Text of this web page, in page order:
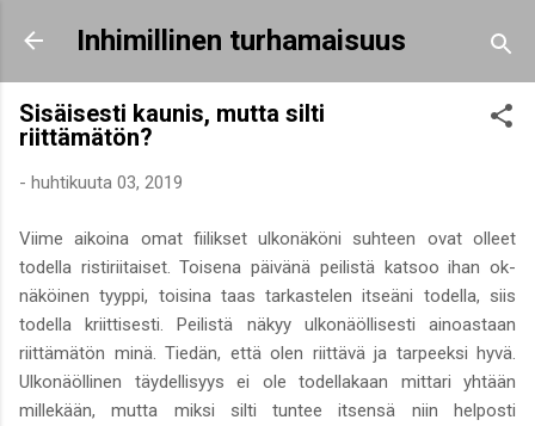
Siirry pääsisältöön
Inhimillinen turhamaisuus
Sisäisesti kaunis, mutta silti
riittämätön?
- huhtikuuta 03, 2019
Viime aikoina omat fiilikset ulkonäköni suhteen ovat olleet
todella ristiriitaiset. Toisena päivänä peilistä katsoo ihan ok-
näköinen tyyppi, toisina taas tarkastelen itseäni todella, siis
todella kriittisesti. Peilistä näkyy ulkonäöllisesti ainoastaan
riittämätön minä. Tiedän, että olen riittävä ja tarpeeksi hyvä.
Ulkonäöllinen täydellisyys ei ole todellakaan mittari yhtään
millekään, mutta miksi silti tuntee itsensä niin helposti